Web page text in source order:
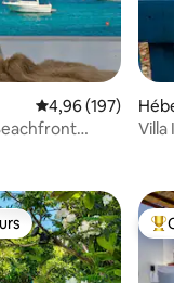
Évaluation
4,96 (197)
Villa
les plus appréciés